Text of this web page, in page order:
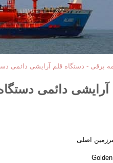
برقی - دستگاه قلم آرایشی دائمی
دائمی دستگاه
اصلی